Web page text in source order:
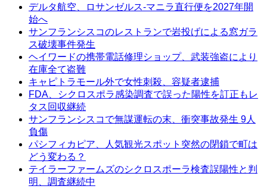
デルタ航空、ロサンゼルス-マニラ直行便を2027年開
始へ
サンフランシスコのレストランで岩投げによる窓ガラ
ス破壊事件発生
ヘイワードの携帯電話修理ショップ、武装強盗により
在庫全て盗難
キャピトラモール外で女性刺殺、容疑者逮捕
FDA、シクロスポラ感染調査で誤った陽性を訂正もレ
タス回収継続
サンフランシスコで無謀運転の末、衝突事故発生 9人
負傷
パシフィカピア、人気観光スポット突然の閉鎖で町は
どう変わる？
テイラーファームズのシクロスポーラ検査誤陽性と判
明、調査継続中